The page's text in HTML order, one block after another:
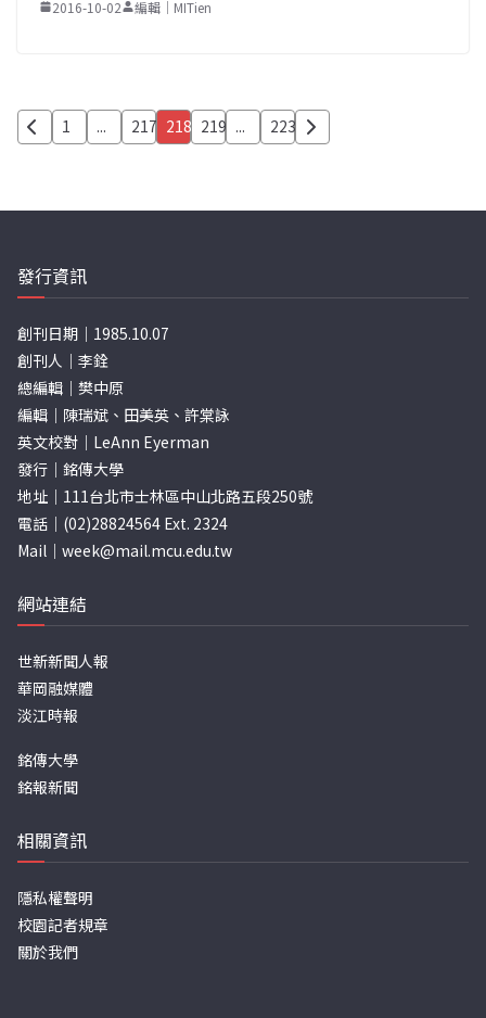
2016-10-02 編輯｜MITien
文
分
頁
1 ... 217 218 219 ... 223
發行資訊
創刊日期｜1985.10.07
創刊人｜李銓
總編輯｜樊中原
編輯｜陳瑞斌、田美英、許棠詠
英文校對｜LeAnn Eyerman
發行｜銘傳大學
地址｜111台北市士林區中山北路五段250號
電話｜(02)28824564 Ext. 2324
Mail｜ week@mail.mcu.edu.tw
網站連結
世新新聞人報
華岡融媒體
淡江時報
銘傳大學
銘報新聞
相關資訊
隱私權聲明
校園記者規章
關於我們